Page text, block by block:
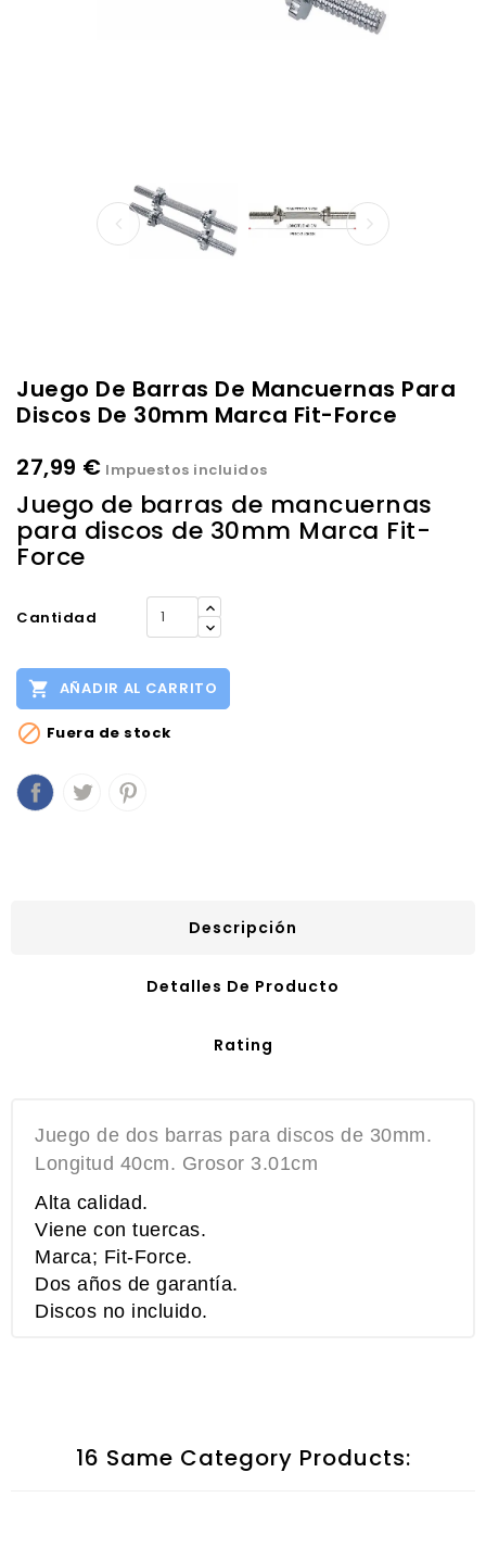
Juego De Barras De Mancuernas Para
Discos De 30mm Marca Fit-Force
27,99 € Impuestos incluidos
Juego de barras de mancuernas
para discos de 30mm Marca Fit-
Force
Cantidad
 AÑADIR AL CARRITO
 Fuera de stock
Descripción
Detalles De Producto
Rating
Juego de dos barras para discos de 30mm.
Longitud 40cm. Grosor 3.01cm
Alta calidad.
Viene con tuercas.
Marca; Fit-Force.
Dos años de garantía.
Discos no incluido.
16 Same Category Products: